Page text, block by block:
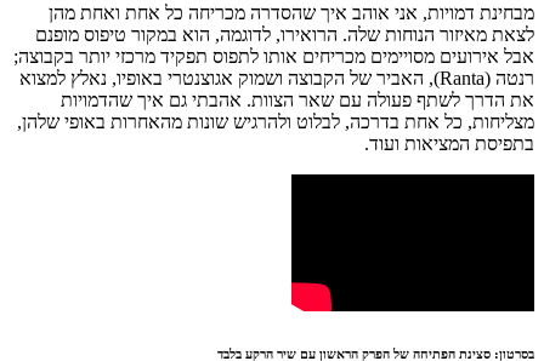
מבחינת דמויות, אני אוהב איך שהסדרה מכריחה כל אחת ואחת מהן
לצאת מאיזור הנוחות שלה. הרואירו, לדוגמה, הוא במקור טיפוס מופנם
אבל אירועים מסויימים מכריחים אותו לתפוס תפקיד מרכזי יותר בקבוצה;
רנטה (Ranta), האביר של הקבוצה ושמוק אגוצנטרי באופיו, נאלץ למצוא
את הדרך לשתף פעולה עם שאר הצוות. אהבתי גם איך שהדמויות
מצליחות, כל אחת בדרכה, לבלוט ולהרגיש שונות מהאחרות באופי שלהן,
בתפיסת המציאות ועוד.
בסרטון: סצינת הפתיחה של הפרק הראשון עם שיר הרקע בלבד